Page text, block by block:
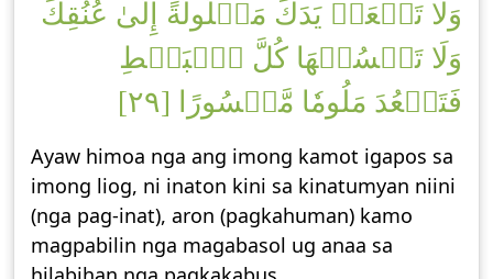
وَلَا تَجۡعَلۡ يَدَكَ مَغۡلُولَةً إِلَىٰ عُنُقِكَ
وَلَا تَبۡسُطۡهَا كُلَّ ٱلۡبَسۡطِ
فَتَقۡعُدَ مَلُومٗا مَّحۡسُورًا [٢٩]
Ayaw himoa nga ang imong kamot igapos sa
imong liog, ni inaton kini sa kinatumyan niini
(nga pag-inat), aron (pagkahuman) kamo
magpabilin nga magabasol ug anaa sa